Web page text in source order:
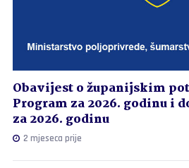
Obavijest o županijskim
Program za 2026. godinu i
za 2026. godinu
2 mjeseca prije